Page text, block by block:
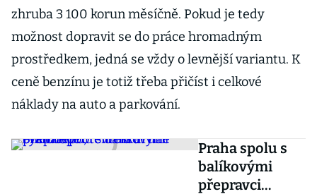
zhruba 3 100 korun měsíčně. Pokud je tedy
možnost dopravit se do práce hromadným
prostředkem, jedná se vždy o levnější variantu. K
ceně benzínu je totiž třeba přičíst i celkové
náklady na auto a parkování.
Praha spolu s
balíkovými
přepravci